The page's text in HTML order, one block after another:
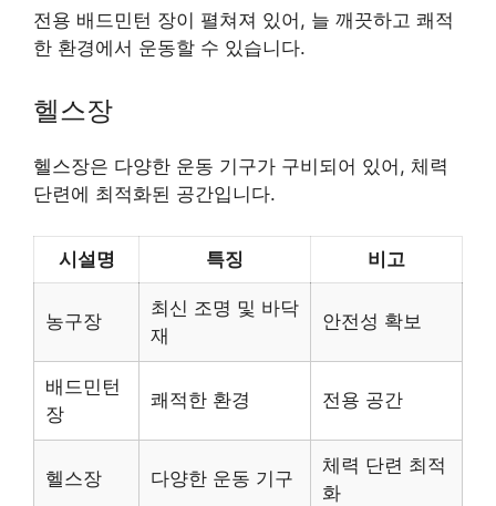
전용 배드민턴 장이 펼쳐져 있어, 늘 깨끗하고 쾌적
한 환경에서 운동할 수 있습니다.
헬스장
헬스장은 다양한 운동 기구가 구비되어 있어, 체력
단련에 최적화된 공간입니다.
시설명 특징 비고
농구장
최신 조명 및 바닥
재
안전성 확보
배드민턴
장
쾌적한 환경 전용 공간
헬스장 다양한 운동 기구
체력 단련 최적
화